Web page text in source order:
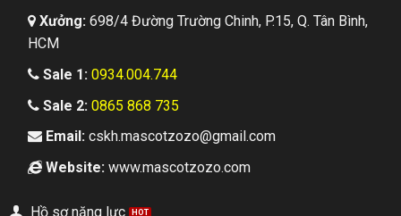
Xưởng:698/4 Đường Trường Chinh, P.15, Q. Tân Bình,
HCM
Sale 1: 0934.004.744
Sale 2: 0865 868 735
Email:cskh.mascotzozo@gmail.com
Website:www.mascotzozo.com
Hồ sơ năng lực